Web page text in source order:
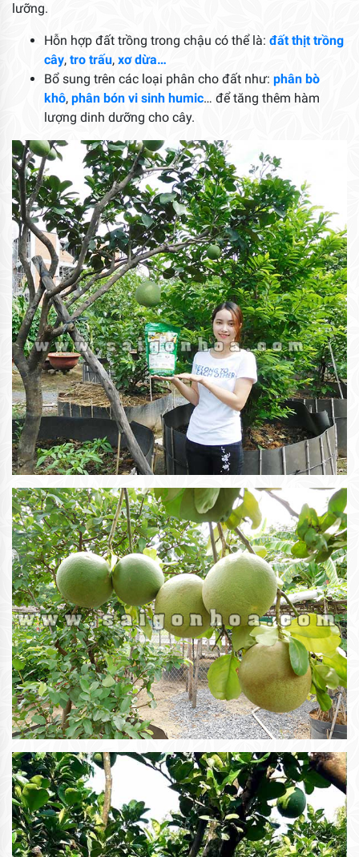
lưỡng.
Hỗn hợp đất trồng trong chậu có thể là: đất thịt trồng
cây, tro trấu, xơ dừa…
Bổ sung trên các loại phân cho đất như: phân bò
khô, phân bón vi sinh humic… để tăng thêm hàm
lượng dinh dưỡng cho cây.